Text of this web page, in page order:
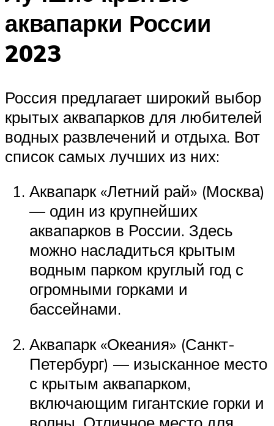
аквапарки России
2023
Россия предлагает широкий выбор
крытых аквапарков для любителей
водных развлечений и отдыха. Вот
список самых лучших из них:
Аквапарк «Летний рай» (Москва)
— один из крупнейших
аквапарков в России. Здесь
можно насладиться крытым
водным парком круглый год с
огромными горками и
бассейнами.
Аквапарк «Океания» (Санкт-
Петербург) — изысканное место
с крытым аквапарком,
включающим гигантские горки и